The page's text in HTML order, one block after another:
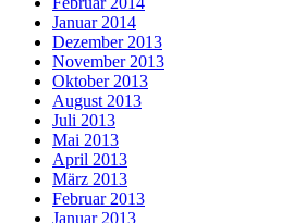
Januar 2014
Dezember 2013
November 2013
Oktober 2013
August 2013
Juli 2013
Mai 2013
April 2013
März 2013
Februar 2013
Januar 2013